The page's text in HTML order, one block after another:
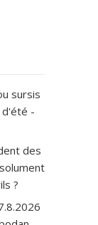
sursis
d'été -
des
?